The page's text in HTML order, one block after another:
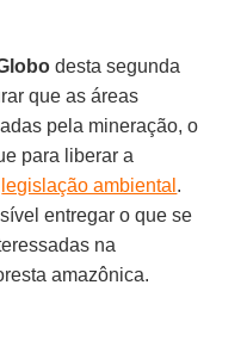
desta segunda
que as áreas
pela mineração, o
para liberar a
legislação ambiental .
entregar o que se
na
amazônica.